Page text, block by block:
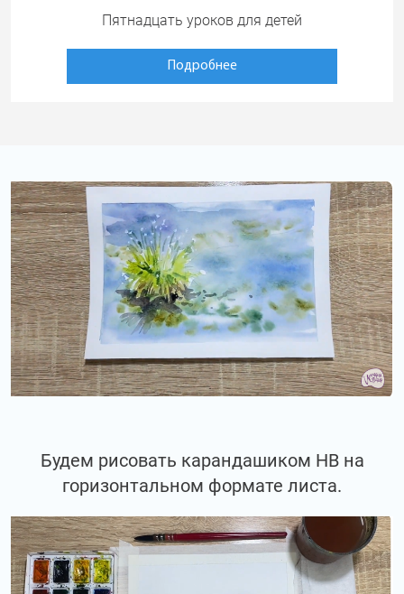
Пятнадцать уроков для детей
Подробнее
Будем рисовать карандашиком НВ на
горизонтальном формате листа.